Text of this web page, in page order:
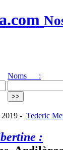
Noms :
2019 - Tederic
: